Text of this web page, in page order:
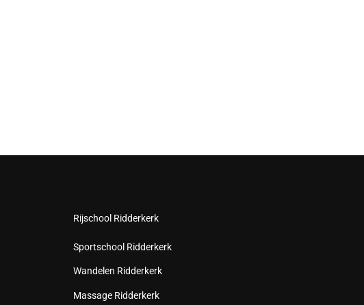
Rijschool Ridderkerk
Sportschool Ridderkerk
Wandelen Ridderkerk
Massage Ridderkerk